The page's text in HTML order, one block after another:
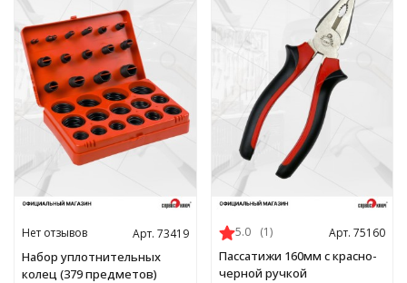
Набор уплотнительных
колец (379 предметов)
Нет отзывов Арт. 73419
Пассатижи 160мм с красно-
черной ручкой
5.0 (1) Арт. 75160